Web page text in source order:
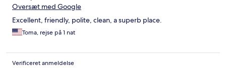
Oversæt med Google
Excellent, friendly, polite, clean, a superb place.
Toma, rejse på 1 nat
Verificeret anmeldelse